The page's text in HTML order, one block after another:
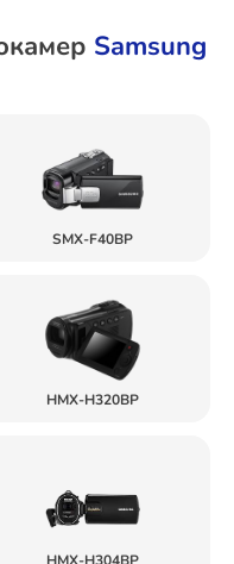
Samsung
SMX-F40BP
HMX-H320BP